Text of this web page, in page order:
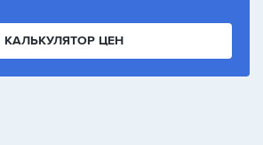
КАЛЬКУЛЯТОР ЦЕН